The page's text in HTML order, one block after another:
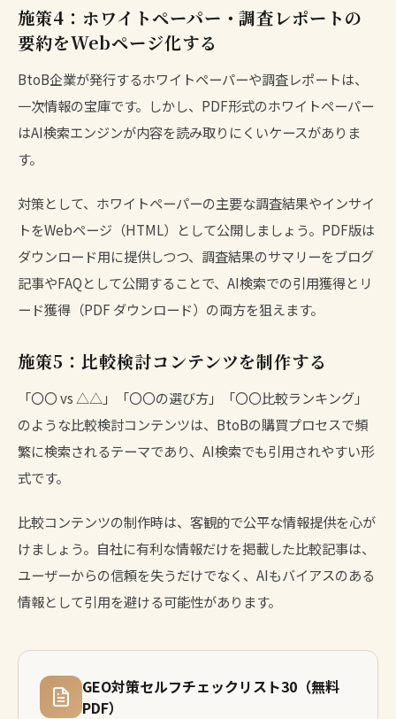
施策4：ホワイトペーパー・調査レポートの
要約をWebページ化する
BtoB企業が発行するホワイトペーパーや調査レポートは、
一次情報の宝庫です。しかし、PDF形式のホワイトペーパー
はAI検索エンジンが内容を読み取りにくいケースがありま
す。
対策として、ホワイトペーパーの主要な調査結果やインサイ
トをWebページ（HTML）として公開しましょう。PDF版は
ダウンロード用に提供しつつ、調査結果のサマリーをブログ
記事やFAQとして公開することで、AI検索での引用獲得とリ
ード獲得（PDF ダウンロード）の両方を狙えます。
施策5：比較検討コンテンツを制作する
「〇〇 vs △△」「〇〇の選び方」「〇〇比較ランキング」
のような比較検討コンテンツは、BtoBの購買プロセスで頻
繁に検索されるテーマであり、AI検索でも引用されやすい形
式です。
比較コンテンツの制作時は、客観的で公平な情報提供を心が
けましょう。自社に有利な情報だけを掲載した比較記事は、
ユーザーからの信頼を失うだけでなく、AIもバイアスのある
情報として引用を避ける可能性があります。
GEO対策セルフチェックリスト30（無料
PDF）